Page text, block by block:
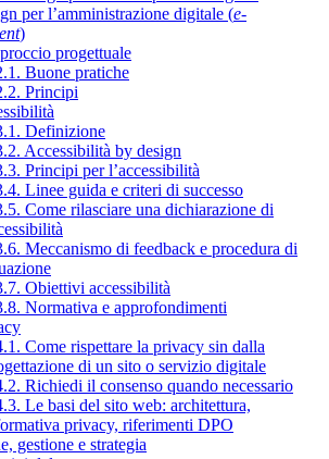
per l’amministrazione digitale (e-
)
progettuale
Buone pratiche
Principi
Definizione
Accessibilità by design
Principi per l’accessibilità
Linee guida e criteri di successo
Come rilasciare una dichiarazione di
Meccanismo di feedback e procedura di
Obiettivi accessibilità
Normativa e approfondimenti
Come rispettare la privacy sin dalla
di un sito o servizio digitale
Richiedi il consenso quando necessario
Le basi del sito web: architettura,
privacy, riferimenti DPO
gestione e strategia